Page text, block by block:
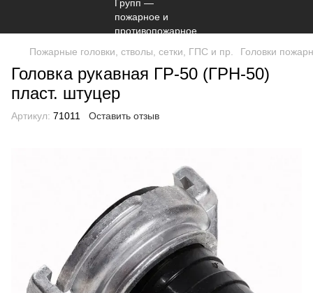
Пожарные головки, стволы, сетки, ГПС и пр. Головки
Головка рукавная ГР-50 (ГРН-50)
пласт. штуцер
Артикул: 71011 Оставить отзыв